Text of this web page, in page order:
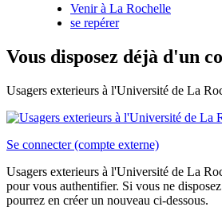
Venir à La Rochelle
se repérer
Vous disposez déjà d'un
Usagers exterieurs à l'Université de La
Se connecter (compte externe)
Usagers exterieurs à l'Université de La
pour vous authentifier. Si vous ne
pourrez en créer un nouveau ci-dessous.